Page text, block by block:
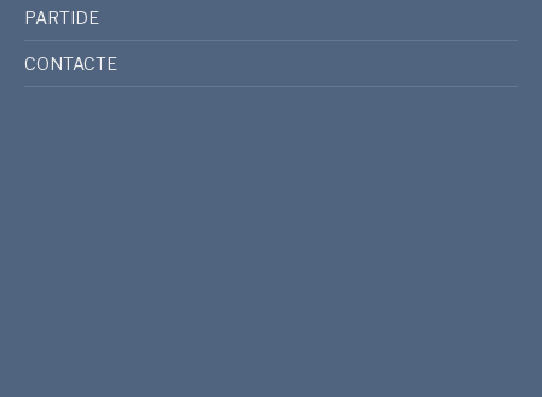
PARTIDE
CONTACTE